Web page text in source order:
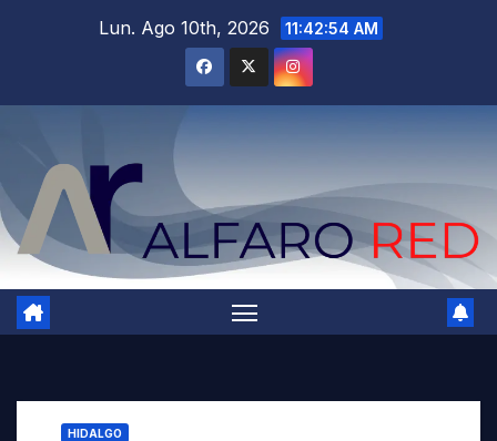
Lun. Ago 10th, 2026 11:42:56 AM
HIDALGO